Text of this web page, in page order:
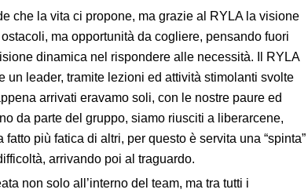
che la vita ci propone, ma grazie al RYLA la visione
ma opportunità da cogliere, pensando fuori
dinamica nel rispondere alle necessità.
Il RYLA
un leader, tramite lezioni ed attività stimolanti svolte
arrivati eravamo soli, con le nostre paure ed
da parte del gruppo, siamo riusciti a liberarcene,
più fatica di altri, per questo è servita una “spinta”
arrivando poi al traguardo.
non solo all’interno del team, ma tra tutti i